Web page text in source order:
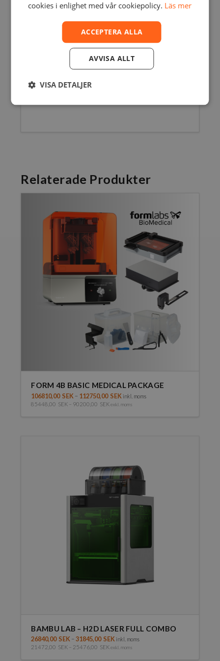
Produktdatablad S8 Secure (PDF)
Produktdatablad S6 Secure (PDF)
Relaterade Produkter
FORM 4B BASIC MEDICAL PACKAGE
106810,00 SEK – 112750,00 SEK inkl. moms
85448,00 SEK – 90200,00 SEK exkl. moms
BAMBU LAB – H2D LASER FULL COMBO
26840,00 SEK–31845,00 SEK inkl. moms
21472,00 SEK – 25476,00 SEK exkl. moms
cookies i enlighet med vår cookiepolicy. Läs mer
ACCEPTERA ALLA
AVVISA ALLT
VISA DETALJER